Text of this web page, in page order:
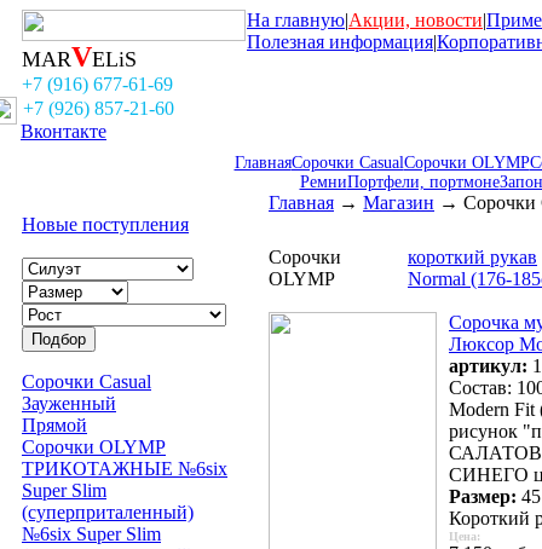
MARVELiS
+7 (916) 677-61-69
+7 (926) 857-21-60
Вконтакте
На главную|Акции, новости|
Полезная информация|
ГлавнаяСорочки CasualСорочки OLYMP
РемниПортфели, портмоне
Новые поступления
Сорочки Casual
Зауженный
Прямой
Сорочки OLYMP
ТРИКОТАЖНЫЕ №6six
Super Slim
(суперприталенный)
№6six Super Slim
Главная → Магазин → Сорочки
Сорочки
OLYMP
короткий рукав
Normal (176-
Сорочка
Люксор
артикул:
Состав:
Modern Fit
рисунок
СИНЕГО
Размер: 45
Короткий
Цена: